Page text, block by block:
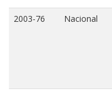
2003-76 Nacional